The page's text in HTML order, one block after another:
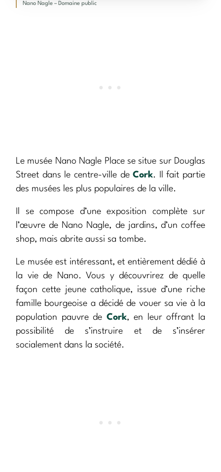
Nano Nagle – Domaine public
Le musée Nano Nagle Place se situe sur Douglas
Street dans le centre-ville deCork. Il fait partie
des musées les plus populaires de la ville.
Il se compose d’une exposition complète sur
l’œuvre de Nano Nagle, de jardins, d’un coffee
shop, mais abrite aussi sa tombe.
Le musée est intéressant, et entièrement dédié à
la vie de Nano. Vous y découvrirez de quelle
façon cette jeune catholique, issue d’une riche
famille bourgeoise a décidé de vouer sa vie à la
population pauvre deCork, en leur offrant la
possibilité de s’instruire et de s’insérer
socialement dans la société.